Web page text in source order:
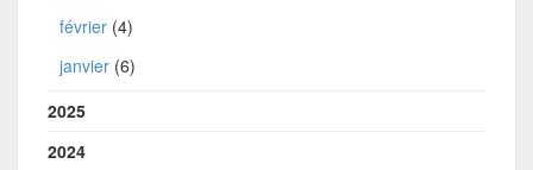
février (4)
janvier (6)
2025
2024